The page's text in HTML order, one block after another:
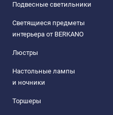
Подвесные светильники
Светящиеся предметы
интерьера от BERKANO
Люстры
Настольные лампы
и ночники
Торшеры